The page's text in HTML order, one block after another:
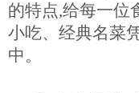
的特点,给每一位
小吃、经典名菜
中。